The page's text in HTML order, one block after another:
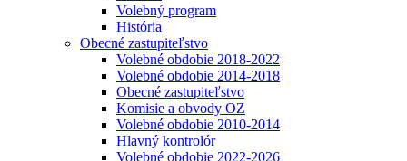
Volebný program
História
Obecné zastupiteľstvo
Volebné obdobie 2018-2022
Volebné obdobie 2014-2018
Obecné zastupiteľstvo
Komisie a obvody OZ
Volebné obdobie 2010-2014
Hlavný kontrolór
Volebné obdobie 2022-2026